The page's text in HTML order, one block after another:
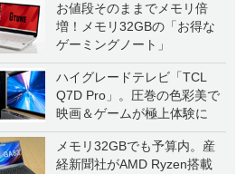
お値段そのままでメモリ倍
増！メモリ32GBの「お得な
ゲーミングノート」
ハイグレードテレビ「TCL
Q7D Pro」。圧巻の色彩美で
映画＆ゲームが極上体験に
メモリ32GBでも予算内。産
経新聞社がAMD Ryzen搭載